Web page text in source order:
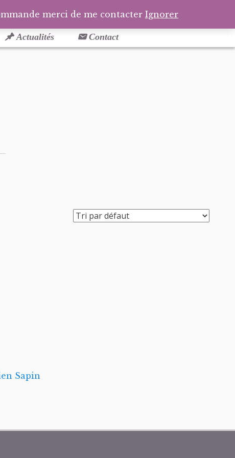
Facebook
Actualités Contact
Sapin
merci de me contacter Ignorer